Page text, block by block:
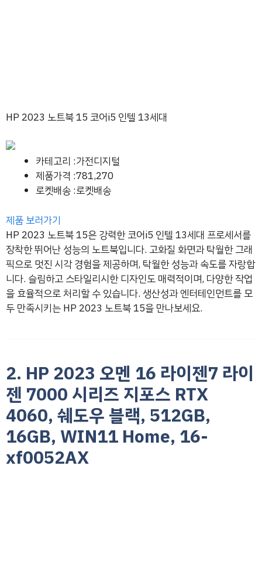
HP 2023 노트북 15 코어i5 인텔 13세대
카테고리 :가전디지털
제품가격 :781,270
로켓배송 :로켓배송
제품 보러가기
HP 2023 노트북 15은 강력한 코어i5 인텔 13세대 프로세서를
장착한 뛰어난 성능의 노트북입니다. 고화질 화면과 탁월한 그래
픽으로 멋진 시각 경험을 제공하며, 탁월한 성능과 속도를 자랑합
니다. 슬림하고 스타일리시한 디자인도 매력적이며, 다양한 작업
을 효율적으로 처리할 수 있습니다. 생산성과 엔터테인먼트를 모
두 만족시키는 HP 2023 노트북 15을 만나보세요.
2. HP 2023 오멘 16 라이젠7 라이
젠 7000 시리즈 지포스 RTX
4060, 쉐도우 블랙, 512GB,
16GB, WIN11 Home, 16-
xf0052AX